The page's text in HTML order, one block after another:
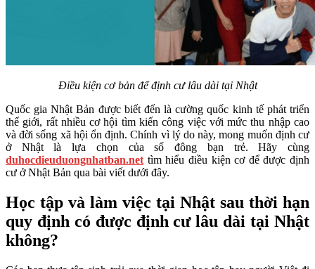
Điều kiện cơ bản để định cư lâu dài tại Nhật
Quốc gia Nhật Bản được biết đến là cường quốc kinh tế phát triển
thế giới, rất nhiều cơ hội tìm kiến công việc với mức thu nhập cao
và đời sống xã hội ổn định. Chính vì lý do này, mong muốn định cư
ở Nhật là lựa chọn của số đông bạn trẻ. Hãy cùng
duhocdieuduongnhatban.net tìm hiểu điều kiện cơ để được định
cư ở Nhật Bản qua bài viết dưới đây.
Học tập và làm việc tại Nhật sau thời hạn
quy định có được định cư lâu dài tại Nhật
không?